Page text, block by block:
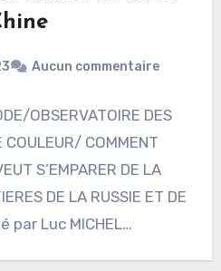
Aucun commentaire
OBSERVATOIRE DES
COULEUR/ COMMENT
S’EMPARER DE LA
DE LA RUSSIE ET DE
par Luc MICHEL…